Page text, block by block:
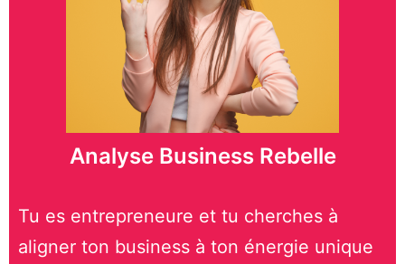
Analyse Business Rebelle
Tu es entrepreneure et tu cherches à
aligner ton business à ton énergie unique